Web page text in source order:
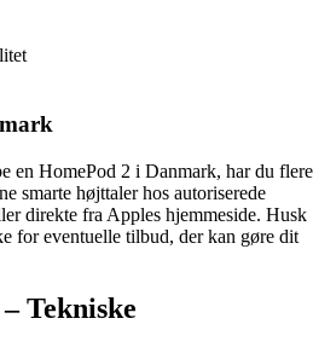
en HomePod 2 i Danmark, har du flere
smarte højttaler hos autoriserede
direkte fra Apples hjemmeside. Husk
for eventuelle tilbud, der kan gøre dit
Tekniske